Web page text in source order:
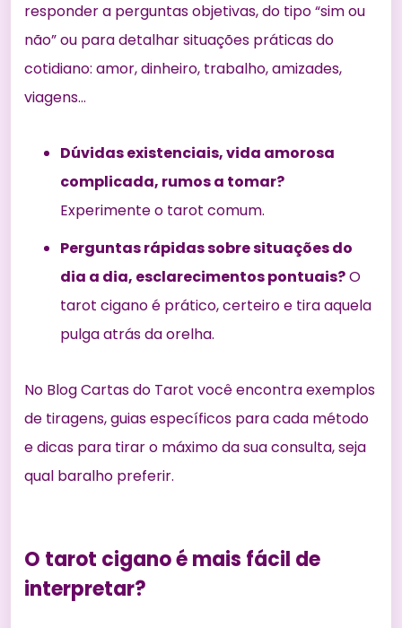
responder a perguntas objetivas, do tipo “sim ou
não” ou para detalhar situações práticas do
cotidiano: amor, dinheiro, trabalho, amizades,
viagens…
Dúvidas existenciais, vida amorosa
complicada, rumos a tomar?
Experimente o tarot comum.
Perguntas rápidas sobre situações do
dia a dia, esclarecimentos pontuais?O
tarot cigano é prático, certeiro e tira aquela
pulga atrás da orelha.
No Blog Cartas do Tarot você encontra exemplos
de tiragens, guias específicos para cada método
e dicas para tirar o máximo da sua consulta, seja
qual baralho preferir.
O tarot cigano é mais fácil de
interpretar?